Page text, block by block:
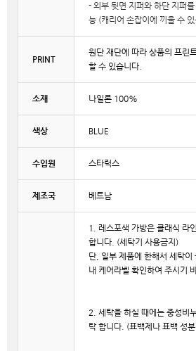
- 외부 뒷면 지퍼와 하단 지퍼
능 (캐리어 손잡이에 끼울 수
PRINT
원단 재단에 따라 상품의 프린
할 수 있습니다.
소재 나일론 100%
색상 BLUE
수입원 스타럭스
제조국 베트남
1. 레스포색 가방은 클래식 라
합니다. (세탁기 사용금지)
단, 일부 제품에 한해서 세탁이
내 케어라벨 확인하여 주시기
2. 세탁을 하실 때에는 중성비
탁 합니다. (표백제나 표백 성